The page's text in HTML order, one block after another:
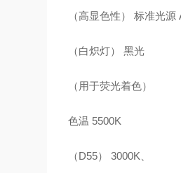
（高显色性） 标准光源
（白炽灯） 黑光
（用于荧光着色）
色温 5500K
（D55） 3000K、